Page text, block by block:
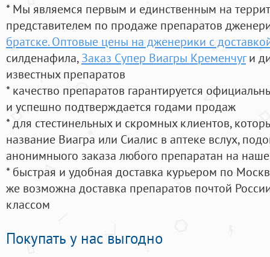
* Мы являемся первым и единственным на
представителем по продаже препаратов
братске. Оптовые цены на дженерики с
силденафила, Заказ Супер Виагры Кременчуги
известных препаратов
* качество препаратов гарантируется
и успешно подтверждается годами продаж
* для стестинельных и скромных клиентов,
название Виагра или Сиалис в аптеке вслух,
анонимныого заказа любого препаратан на
* быстрая и удобная доставка курьером по
же возможна доставка препаратов почтой
классом
Покупать у нас выгодно